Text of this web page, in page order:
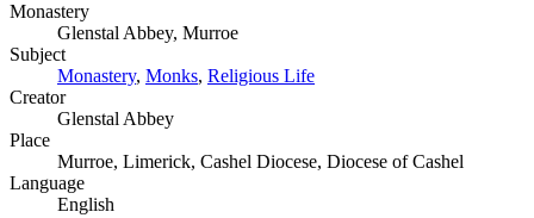
Monastery
Glenstal Abbey, Murroe
Subject
Monastery, Monks, Religious Life
Creator
Glenstal Abbey
Place
Murroe, Limerick, Cashel Diocese, Diocese of Cashel
Language
English